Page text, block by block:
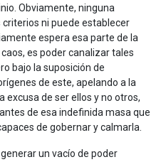
Obviamente, ninguna
ni puede establecer
espera esa parte de la
es poder canalizar tales
bajo la suposición de
de este, apelando a la
excusa de ser ellos y no otros,
de esa indefinida masa que
de gobernar y calmarla.
un vacío de poder